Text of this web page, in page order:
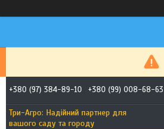
+380 (97) 384-89-10 +380 (99) 008-68-63
Три-Агро: Надійний партнер для
вашого саду та городу